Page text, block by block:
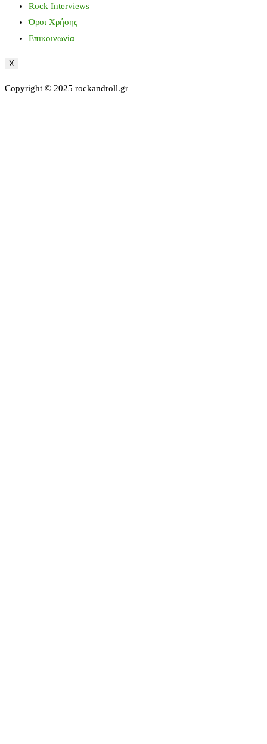
Rock Interviews
Όροι Χρήσης
Επικοινωνία
X
Copyright © 2025 rockandroll.gr